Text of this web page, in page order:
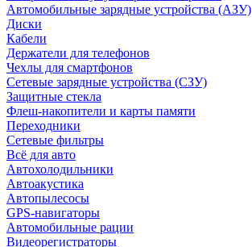
Автомобильные зарядные устройства (АЗУ)
Диски
Кабели
Держатели для телефонов
Чехлы для смартфонов
Сетевые зарядные устройства (СЗУ)
Защитные стекла
Флеш-накопители и карты памяти
Переходники
Сетевые фильтры
Всё для авто
Автохолодильники
Автоакустика
Автопылесосы
GPS-навигаторы
Автомобильные рации
Видеорегистраторы